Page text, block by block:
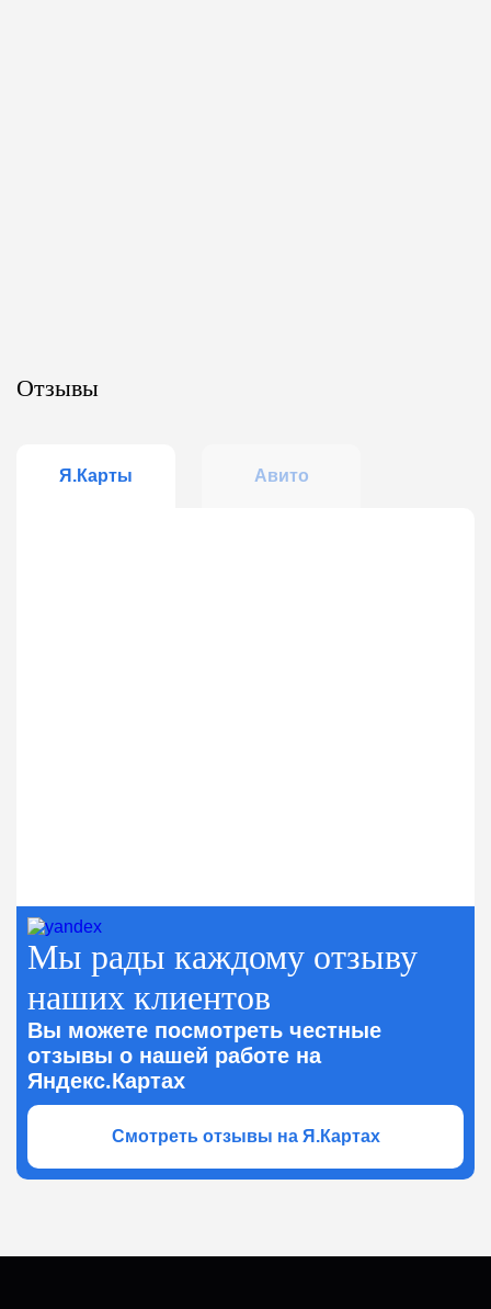
Отзывы
Я.Карты Авито
Мы рады каждому отзыву
наших клиентов
Вы можете посмотреть честные
отзывы о нашей работе на
Яндекс.Картах
Смотреть отзывы на Я.Картах